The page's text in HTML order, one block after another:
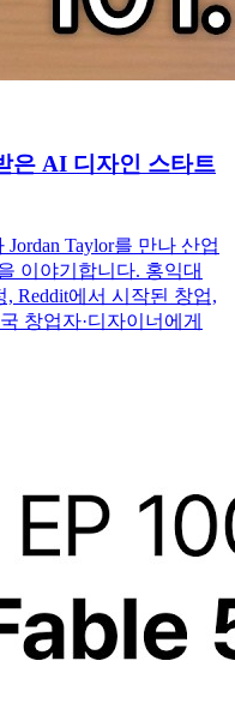
은 AI 디자인 스타트
Taylor를 만나 산업
이야기합니다. 홍익대
Reddit에서 시작된 창업,
창업자·디자이너에게